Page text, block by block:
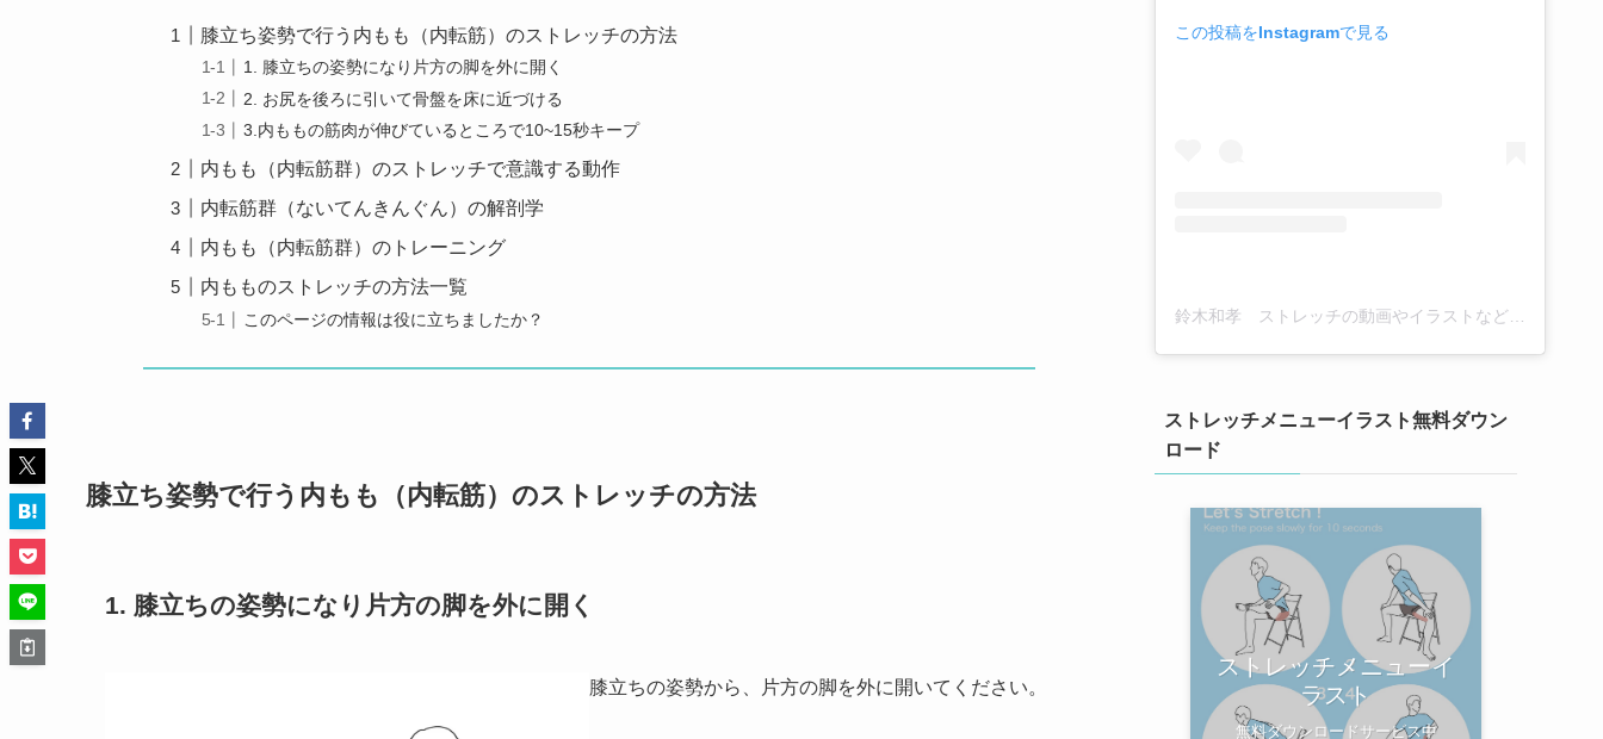
膝立ち姿勢で行う内もも（内転筋）のストレッチの方法
1. 膝立ちの姿勢になり片方の脚を外に開く
2. お尻を後ろに引いて骨盤を床に近づける
3.内ももの筋肉が伸びているところで10~15秒キープ
内もも（内転筋群）のストレッチで意識する動作
内転筋群（ないてんきんぐん）の解剖学
内もも（内転筋群）のトレーニング
内もものストレッチの方法一覧
このページの情報は役に立ちましたか？
膝立ち姿勢で行う内もも（内転筋）のストレッチの方法
1. 膝立ちの姿勢になり片方の脚を外に開く
膝立ちの姿勢から、片方の脚を外に開いてください。
この投稿をInstagramで見る
鈴木和孝 ストレッチの動画やイラストなど(@kazutaka_suzuki_stretch)がシェアした投稿
ストレッチメニューイラスト無料ダウン
ロード
ストレッチメニューイ
ラスト
無料ダウンロードサービス中